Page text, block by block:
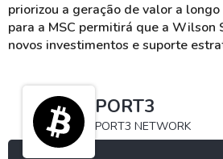
priorizou a geração de valor a
para a MSC permitirá que a Wilson
novos investimentos e suporte
PORT3
PORT3 NETWORK